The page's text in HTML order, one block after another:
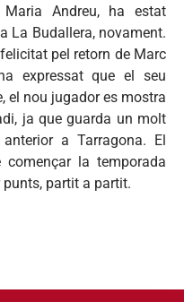
Andreu, ha estat
La Budallera, novament.
pel retorn de Marc
expressat que el seu
el nou jugador es mostra
ja que guarda un molt
a Tarragona. El
la temporada
partit a partit.